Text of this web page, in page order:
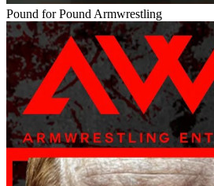
Pound for Pound Armwrestling